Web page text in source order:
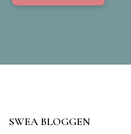
SWEA BLOGGEN